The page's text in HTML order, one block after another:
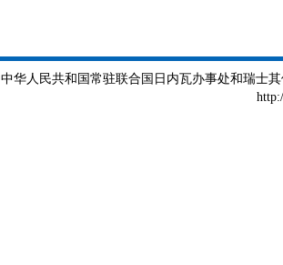
中华人民共和国常驻联合国日内瓦办事处和瑞士